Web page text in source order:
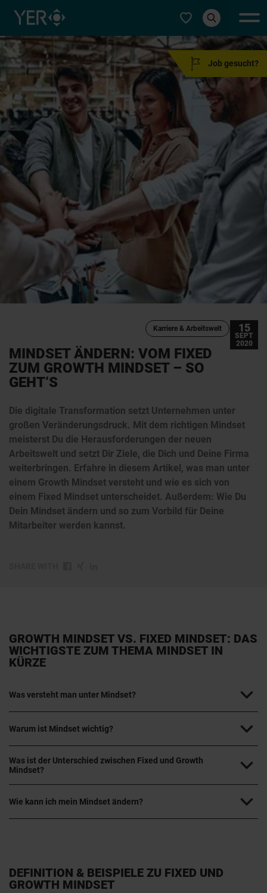
Typ auswählen
Karriere & Arbeitswelt
MINDSET ÄNDERN: VOM FIXED
ZUM GROWTH MINDSET – SO
GEHT‘S
Die digitale Transformation setzt Unternehmen unter
großen Veränderungsdruck. Mit dem richtigen Mindset
meisterst Du die Herausforderungen der neuen
Arbeitswelt und setzt Dir Ziele, die Dich und Deine Firma
weiterbringen. Erfahre in diesem Artikel, was man unter
einem Growth Mindset versteht und wie es sich von
einem Fixed Mindset unterscheidet. Außerdem: Wie Du
Dein Mindset ändern und so zum Vorbild für Deine
Mitarbeiter werden kannst.
15
SEPT
2020
GROWTH MINDSET VS. FIXED MINDSET: DAS
WICHTIGSTE ZUM THEMA MINDSET IN
KÜRZE
Was versteht man unter Mindset?
Warum ist Mindset wichtig?
Was ist der Unterschied zwischen Fixed und Growth
Mindset?
Wie kann ich mein Mindset ändern?
DEFINITION & BEISPIELE ZU FIXED UND
GROWTH MINDSET